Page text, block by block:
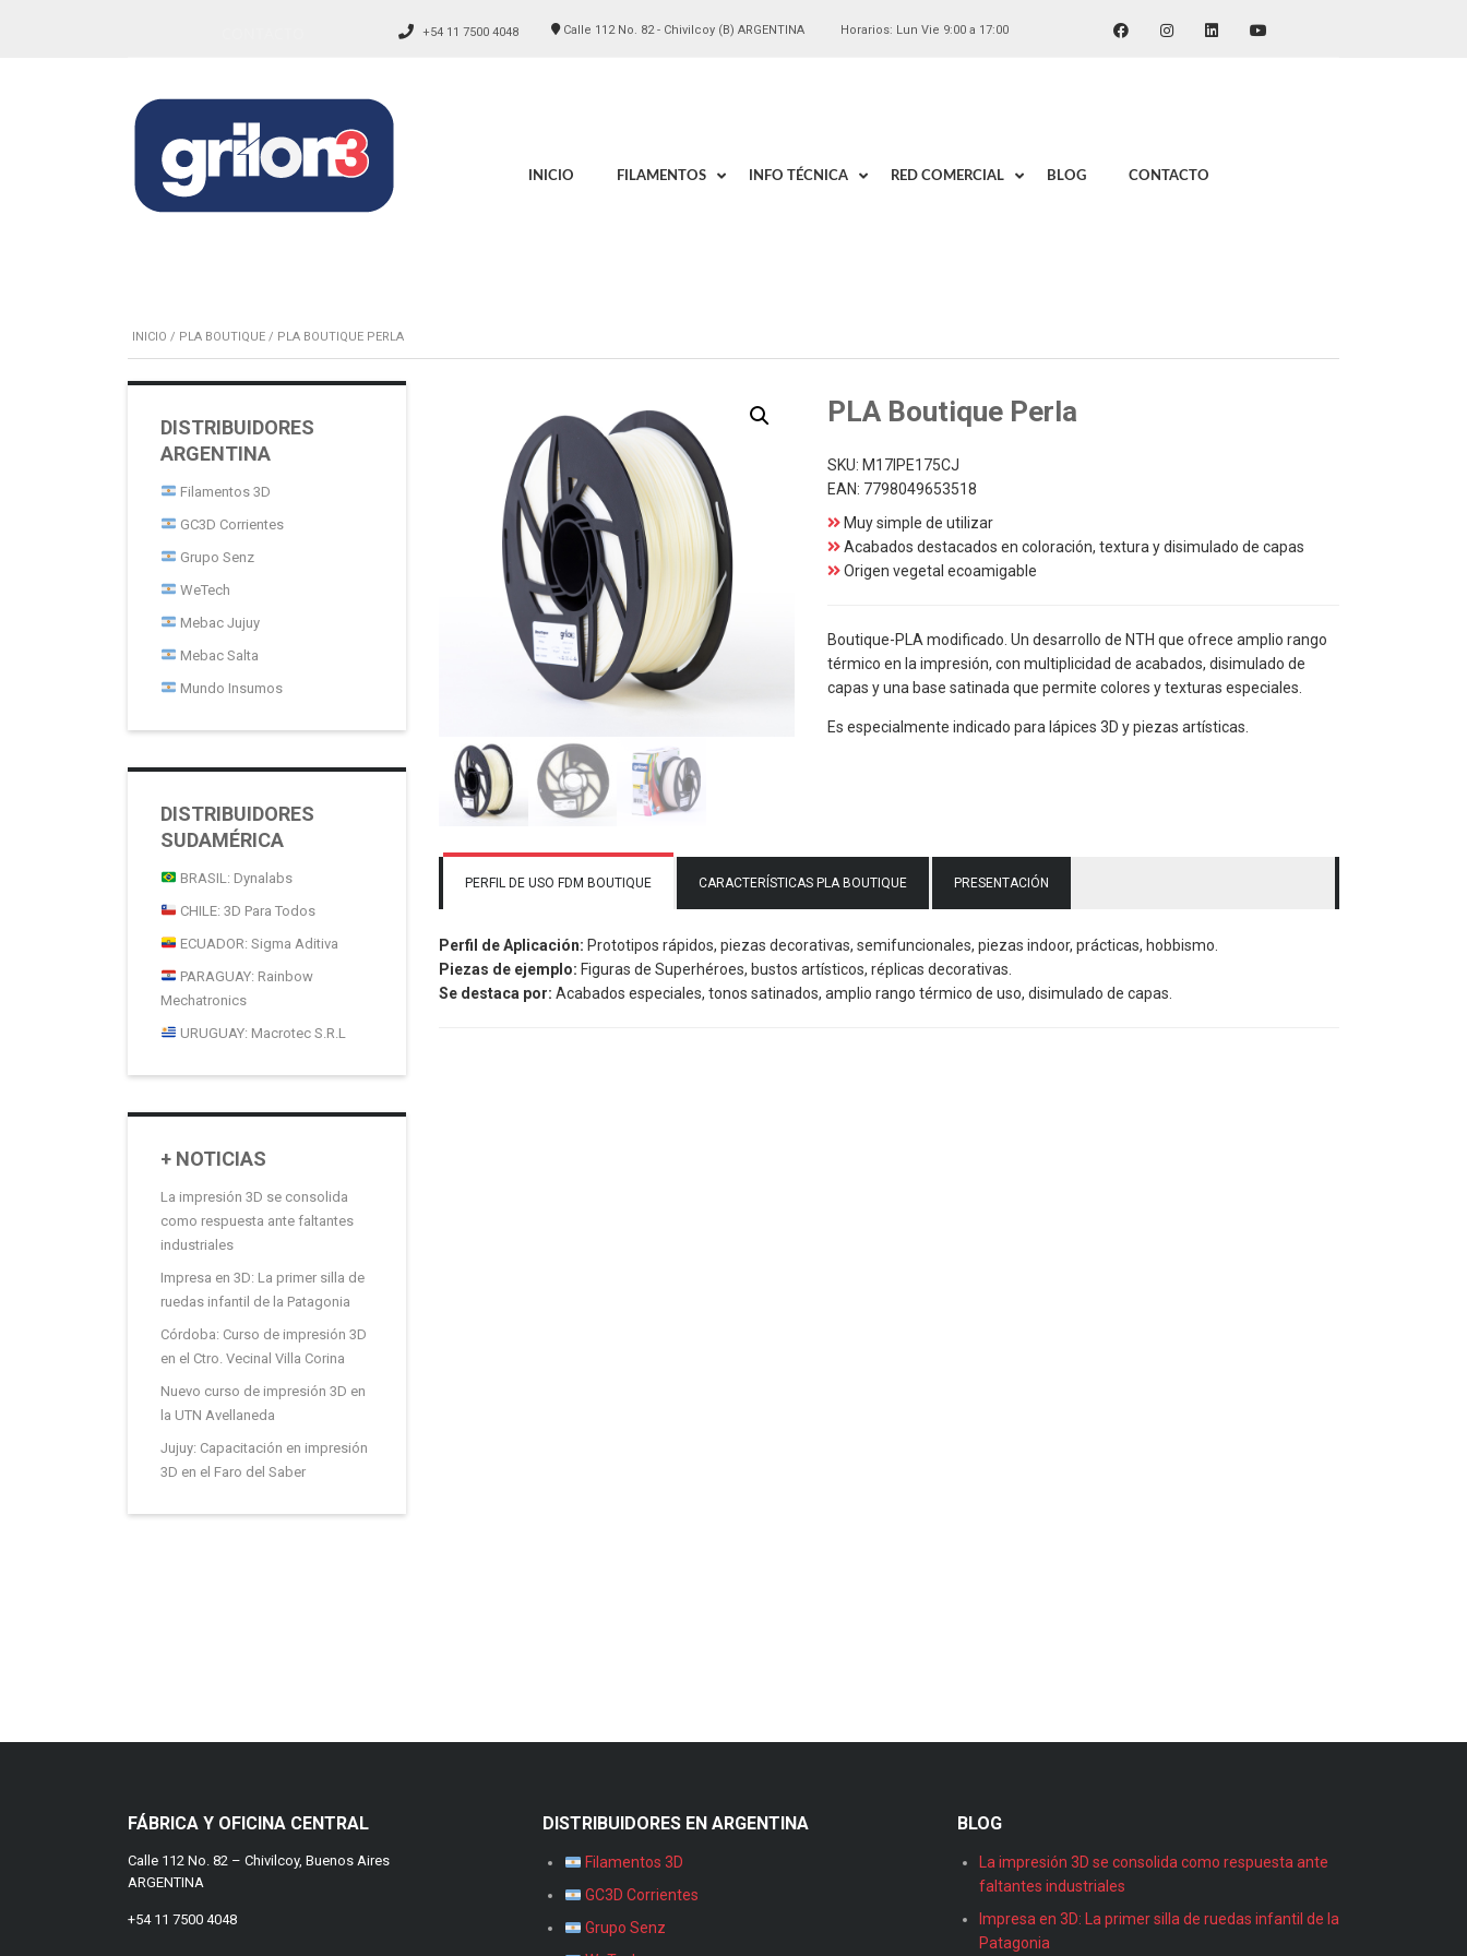
Horarios: Lun Vie 9:00 a 17:00
Calle 112 No. 82 - Chivilcoy (B) ARGENTINA
+54 11 7500 4048
INICIO FILAMENTOS INFO TÉCNICA RED COMERCIAL BLOG CONTACTO
INICIO / PLA BOUTIQUE / PLA BOUTIQUE PERLA
PLA Boutique Perla
SKU: M17IPE175CJ
EAN: 7798049653518
Muy simple de utilizar
Acabados destacados en coloración, textura y disimulado de capas
Origen vegetal ecoamigable
Boutique-PLA modificado. Un desarrollo de NTH que ofrece amplio rango
térmico en la impresión, con multiplicidad de acabados, disimulado de
capas y una base satinada que permite colores y texturas especiales.
Es especialmente indicado para lápices 3D y piezas artísticas.
PERFIL DE USO FDM BOUTIQUE CARACTERÍSTICAS PLA BOUTIQUE PRESENTACIÓN
Perfil de Aplicación: Prototipos rápidos, piezas decorativas, semifuncionales, piezas indoor, prácticas, hobbismo.
Piezas de ejemplo: Figuras de Superhéroes, bustos artísticos, réplicas decorativas.
Se destaca por: Acabados especiales, tonos satinados, amplio rango térmico de uso, disimulado de capas.
DISTRIBUIDORES
ARGENTINA
Filamentos 3D
GC3D Corrientes
Grupo Senz
WeTech
Mebac Jujuy
Mebac Salta
Mundo Insumos
DISTRIBUIDORES
SUDAMÉRICA
BRASIL: Dynalabs
CHILE: 3D Para Todos
ECUADOR: Sigma Aditiva
PARAGUAY: Rainbow
Mechatronics
URUGUAY: Macrotec S.R.L
+ NOTICIAS
La impresión 3D se consolida
como respuesta ante faltantes
industriales
Impresa en 3D: La primer silla de
ruedas infantil de la Patagonia
Córdoba: Curso de impresión 3D
en el Ctro. Vecinal Villa Corina
Nuevo curso de impresión 3D en
la UTN Avellaneda
Jujuy: Capacitación en impresión
3D en el Faro del Saber
FÁBRICA Y OFICINA CENTRAL
Calle 112 No. 82 – Chivilcoy, Buenos Aires
ARGENTINA
+54 11 7500 4048
DISTRIBUIDORES EN ARGENTINA
Filamentos 3D
GC3D Corrientes
Grupo Senz
BLOG
La impresión 3D se consolida como respuesta ante
faltantes industriales
Impresa en 3D: La primer silla de ruedas infantil de la
Patagonia